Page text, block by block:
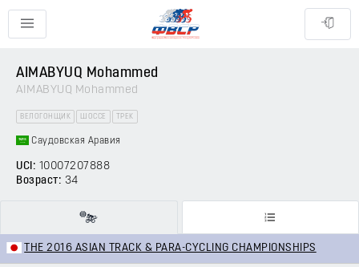
AIMABYUQ Mohammed
AIMABYUQ Mohammed
ВЕЛОГОНЩИК ШОССЕ ТРЕК
Саудовская Аравия
UCI: 10007207888
Возраст: 34
THE 2016 ASIAN TRACK & PARA-CYCLING CHAMPIONSHIPS